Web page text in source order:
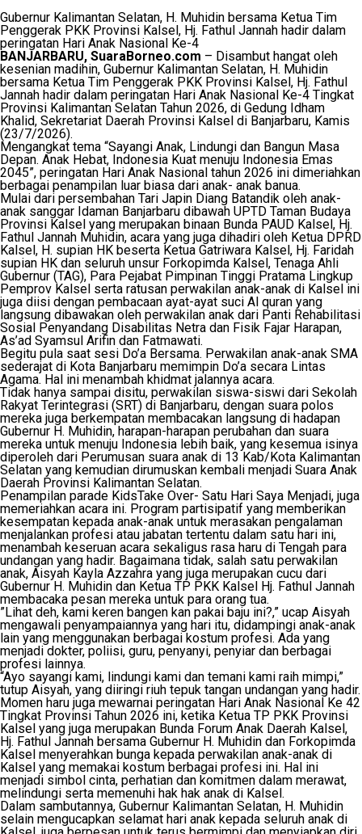
Gubernur Kalimantan Selatan, H. Muhidin bersama Ketua Tim
Penggerak PKK Provinsi Kalsel, Hj. Fathul Jannah hadir dalam
peringatan Hari Anak Nasional Ke-4
BANJARBARU, SuaraBorneo.com – Disambut hangat oleh
kesenian madihin, Gubernur Kalimantan Selatan, H. Muhidin
bersama Ketua Tim Penggerak PKK Provinsi Kalsel, Hj. Fathul
Jannah hadir dalam peringatan Hari Anak Nasional Ke-4 Tingkat
Provinsi Kalimantan Selatan Tahun 2026, di Gedung Idham
Khalid, Sekretariat Daerah Provinsi Kalsel di Banjarbaru, Kamis
(23/7/2026).
Mengangkat tema “Sayangi Anak, Lindungi dan Bangun Masa
Depan. Anak Hebat, Indonesia Kuat menuju Indonesia Emas
2045”, peringatan Hari Anak Nasional tahun 2026 ini dimeriahkan
berbagai penampilan luar biasa dari anak- anak banua.
Mulai dari persembahan Tari Japin Diang Batandik oleh anak-
anak sanggar Idaman Banjarbaru dibawah UPTD Taman Budaya
Provinsi Kalsel yang merupakan binaan Bunda PAUD Kalsel, Hj.
Fathul Jannah Muhidin, acara yang juga dihadiri oleh Ketua DPRD
Kalsel, H. supian HK beserta Ketua Gatriwara Kalsel, Hj. Faridah
supian HK dan seluruh unsur Forkopimda Kalsel, Tenaga Ahli
Gubernur (TAG), Para Pejabat Pimpinan Tinggi Pratama Lingkup
Pemprov Kalsel serta ratusan perwakilan anak-anak di Kalsel ini
juga diisi dengan pembacaan ayat-ayat suci Al quran yang
langsung dibawakan oleh perwakilan anak dari Panti Rehabilitasi
Sosial Penyandang Disabilitas Netra dan Fisik Fajar Harapan,
As’ad Syamsul Arifin dan Fatmawati.
Begitu pula saat sesi Do’a Bersama. Perwakilan anak-anak SMA
sederajat di Kota Banjarbaru memimpin Do’a secara Lintas
Agama. Hal ini menambah khidmat jalannya acara.
Tidak hanya sampai disitu, perwakilan siswa-siswi dari Sekolah
Rakyat Terintegrasi (SRT) di Banjarbaru, dengan suara polos
mereka juga berkempatan membacakan langsung di hadapan
Gubernur H. Muhidin, harapan-harapan perubahan dan suara
mereka untuk menuju Indonesia lebih baik, yang kesemua isinya
diperoleh dari Perumusan suara anak di 13 Kab/Kota Kalimantan
Selatan yang kemudian dirumuskan kembali menjadi Suara Anak
Daerah Provinsi Kalimantan Selatan.
Penampilan parade KidsTake Over- Satu Hari Saya Menjadi, juga
memeriahkan acara ini. Program partisipatif yang memberikan
kesempatan kepada anak-anak untuk merasakan pengalaman
menjalankan profesi atau jabatan tertentu dalam satu hari ini,
menambah keseruan acara sekaligus rasa haru di Tengah para
undangan yang hadir. Bagaimana tidak, salah satu perwakilan
anak, Aisyah Kayla Azzahra yang juga merupakan cucu dari
Gubernur H. Muhidin dan Ketua TP PKK Kalsel Hj. Fathul Jannah
membacaka pesan mereka untuk para orang tua.
”Lihat deh, kami keren bangen kan pakai baju ini?,” ucap Aisyah
mengawali penyampaiannya yang hari itu, didampingi anak-anak
lain yang menggunakan berbagai kostum profesi. Ada yang
menjadi dokter, poliisi, guru, penyanyi, penyiar dan berbagai
profesi lainnya.
“Ayo sayangi kami, lindungi kami dan temani kami raih mimpi,”
tutup Aisyah, yang diiringi riuh tepuk tangan undangan yang hadir.
Momen haru juga mewarnai peringatan Hari Anak Nasional Ke 42
Tingkat Provinsi Tahun 2026 ini, ketika Ketua TP PKK Provinsi
Kalsel yang juga merupakan Bunda Forum Anak Daerah Kalsel,
Hj. Fathul Jannah bersama Gubernur H. Muhidin dan Forkopimda
Kalsel menyerahkan bunga kepada perwakilan anak-anak di
Kalsel yang memakai kostum berbagai profesi ini. Hal ini
menjadi simbol cinta, perhatian dan komitmen dalam merawat,
melindungi serta memenuhi hak hak anak di Kalsel.
Dalam sambutannya, Gubernur Kalimantan Selatan, H. Muhidin
selain mengucapkan selamat hari anak kepada seluruh anak di